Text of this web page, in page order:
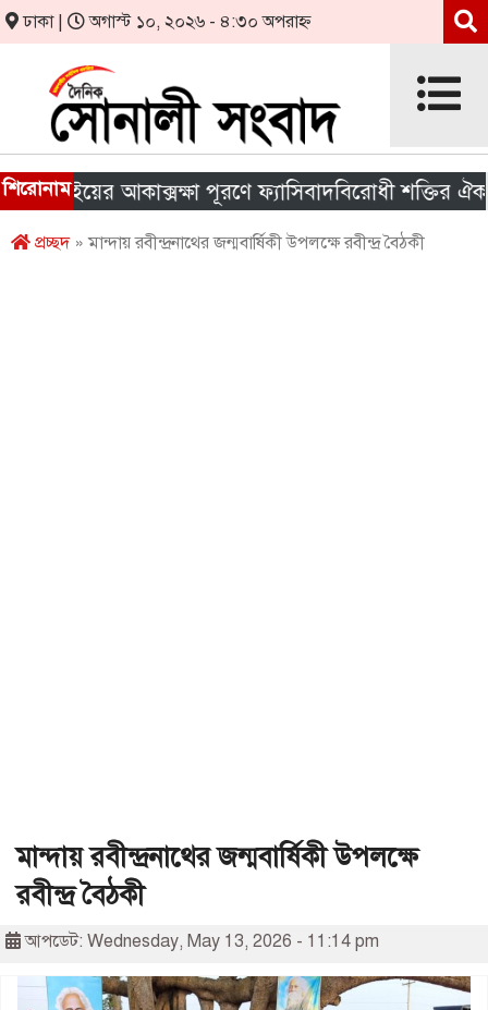
ঢাকা | অগাস্ট ১০, ২০২৬ - ৪:৩০ অপরাহ্ন
শিরোনামআকাক্সক্ষা পূরণে ফ্যাসিবাদবিরোধী শক্তির ঐক্য
প্রচ্ছদ» মান্দায় রবীন্দ্রনাথের জন্মবার্ষিকী উপলক্ষে রবীন্দ্র বৈঠকী
মান্দায় রবীন্দ্রনাথের জন্মবার্ষিকী উপলক্ষে
রবীন্দ্র বৈঠকী
আপডেট: Wednesday, May 13, 2026 - 11:14 pm